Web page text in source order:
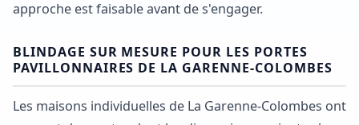
approche est faisable avant de s'engager.
BLINDAGE SUR MESURE POUR LES PORTES
PAVILLONNAIRES DE LA GARENNE-COLOMBES
Les maisons individuelles de La Garenne-Colombes ont